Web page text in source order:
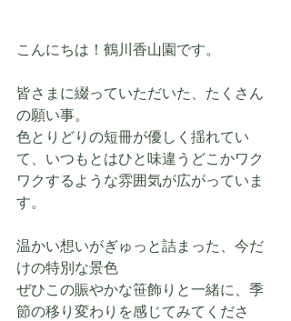
こんにちは！鶴川香山園です。
皆さまに綴っていただいた、たくさん
の願い事。
色とりどりの短冊が優しく揺れてい
て、いつもとはひと味違うどこかワク
ワクするような雰囲気が広がっていま
す。
温かい想いがぎゅっと詰まった、今だ
けの特別な景色
ぜひこの賑やかな笹飾りと一緒に、季
節の移り変わりを感じてみてくださ